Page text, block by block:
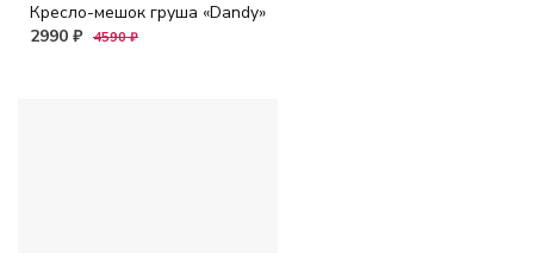
Кресло-мешок груша «Dandy»
2990 ₽ 4590 ₽